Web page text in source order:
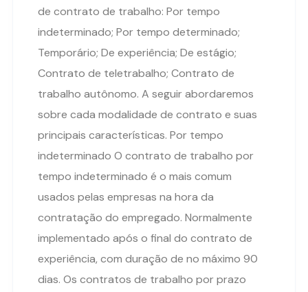
de contrato de trabalho: Por tempo
indeterminado; Por tempo determinado;
Temporário; De experiência; De estágio;
Contrato de teletrabalho; Contrato de
trabalho autônomo. A seguir abordaremos
sobre cada modalidade de contrato e suas
principais características. Por tempo
indeterminado O contrato de trabalho por
tempo indeterminado é o mais comum
usados pelas empresas na hora da
contratação do empregado. Normalmente
implementado após o final do contrato de
experiência, com duração de no máximo 90
dias. Os contratos de trabalho por prazo